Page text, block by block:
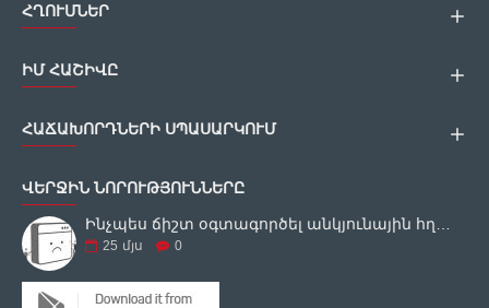
ՀՂՈՒՄՆԵՐ
ԻՄ ՀԱՇԻՎԸ
ՀԱՃԱԽՈՐԴՆԵՐԻ ՍՊԱՍԱՐԿՈՒՄ
ՎԵՐՋԻՆ ՆՈՐՈՒԹՅՈՒՆՆԵՐԸ
25 մյս 0